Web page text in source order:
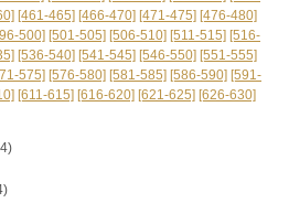
[461-465] [466-470] [471-475] [476-480]
500] [501-505] [506-510] [511-515] [516-
[536-540] [541-545] [546-550] [551-555]
575] [576-580] [581-585] [586-590] [591-
[611-615] [616-620] [621-625] [626-630]